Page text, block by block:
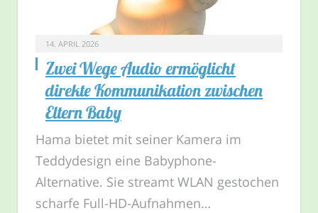
14. APRIL 2026
Zwei Wege Audio ermöglicht
direkte Kommunikation zwischen
Eltern Baby
Hama bietet mit seiner Kamera im
Teddydesign eine Babyphone-
Alternative. Sie streamt WLAN gestochen
scharfe Full-HD-Aufnahmen…